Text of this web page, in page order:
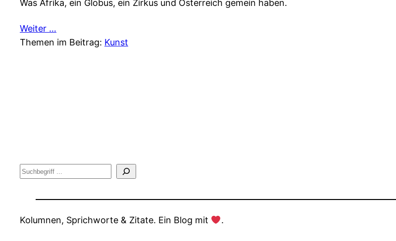
Was Afrika, ein Globus, ein Zirkus und Österreich gemein haben.
Weiter …
Themen im Beitrag: Kunst
Suche
Kolumnen, Sprichworte & Zitate. Ein Blog mit .